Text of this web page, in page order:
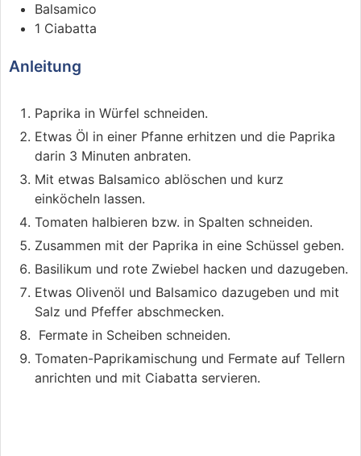
Balsamico
1 Ciabatta
Anleitung
Paprika in Würfel schneiden.
Etwas Öl in einer Pfanne erhitzen und die Paprika
darin 3 Minuten anbraten.
Mit etwas Balsamico ablöschen und kurz
einköcheln lassen.
Tomaten halbieren bzw. in Spalten schneiden.
Zusammen mit der Paprika in eine Schüssel geben.
Basilikum und rote Zwiebel hacken und dazugeben.
Etwas Olivenöl und Balsamico dazugeben und mit
Salz und Pfeffer abschmecken.
Fermate in Scheiben schneiden.
Tomaten-Paprikamischung und Fermate auf Tellern
anrichten und mit Ciabatta servieren.